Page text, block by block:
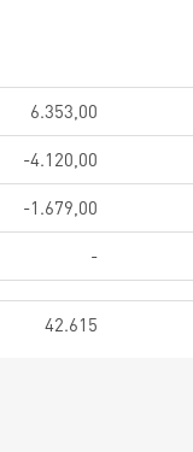
6.353,00
-4.120,00
-1.679,00
-
42.615